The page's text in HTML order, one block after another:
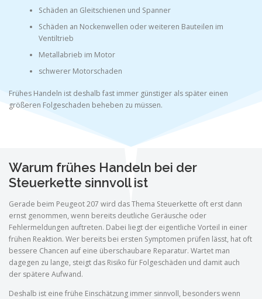
Schäden an Gleitschienen und Spanner
Schäden an Nockenwellen oder weiteren Bauteilen im
Ventiltrieb
Metallabrieb im Motor
schwerer Motorschaden
Frühes Handeln ist deshalb fast immer günstiger als später einen
größeren Folgeschaden beheben zu müssen.
Warum frühes Handeln bei der
Steuerkette sinnvoll ist
Gerade beim Peugeot 207 wird das Thema Steuerkette oft erst dann
ernst genommen, wenn bereits deutliche Geräusche oder
Fehlermeldungen auftreten. Dabei liegt der eigentliche Vorteil in einer
frühen Reaktion. Wer bereits bei ersten Symptomen prüfen lässt, hat oft
bessere Chancen auf eine überschaubare Reparatur. Wartet man
dagegen zu lange, steigt das Risiko für Folgeschäden und damit auch
der spätere Aufwand.
Deshalb ist eine frühe Einschätzung immer sinnvoll, besonders wenn